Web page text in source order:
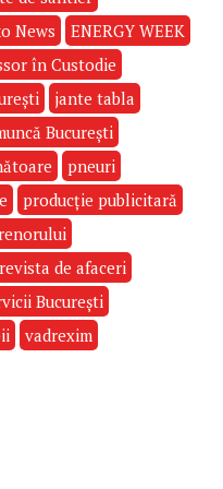
News
ENERGY WEEK
în Custodie
jante tabla
București
pneuri
producție publicitară
revista de afaceri
București
vadrexim